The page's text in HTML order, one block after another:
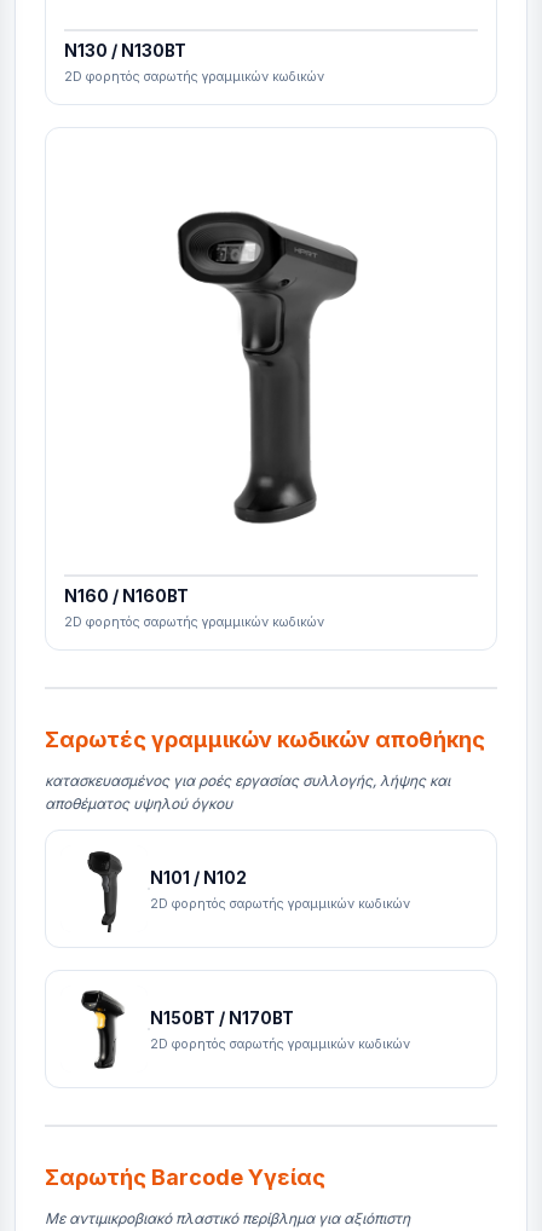
N130 / N130BT
2D φορητός σαρωτής γραμμικών κωδικών
N160 / N160BT
2D φορητός σαρωτής γραμμικών κωδικών
Σαρωτές γραμμικών κωδικών αποθήκης
κατασκευασμένος για ροές εργασίας συλλογής, λήψης και
αποθέματος υψηλού όγκου
N101 / N102
2D φορητός σαρωτής γραμμικών κωδικών
N150BT / N170BT
2D φορητός σαρωτής γραμμικών κωδικών
Σαρωτής Barcode Υγείας
Με αντιμικροβιακό πλαστικό περίβλημα για αξιόπιστη